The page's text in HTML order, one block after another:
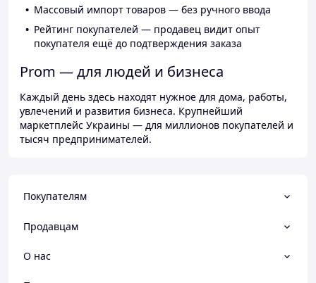
Массовый импорт товаров — без ручного ввода
Рейтинг покупателей — продавец видит опыт
покупателя ещё до подтверждения заказа
Prom — для людей и бизнеса
Каждый день здесь находят нужное для дома, работы,
увлечений и развития бизнеса. Крупнейший
маркетплейс Украины — для миллионов покупателей и
тысяч предпринимателей.
Покупателям
Продавцам
О нас